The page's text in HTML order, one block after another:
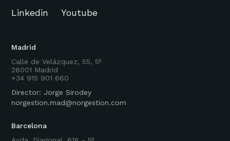
Madrid
Calle de Velázquez, 55, 5º
28001 Madrid
+34 915 901 660
Director: Jorge Sirodey
norgestion.mad@norgestion.com
Barcelona
Linkedin
Youtube